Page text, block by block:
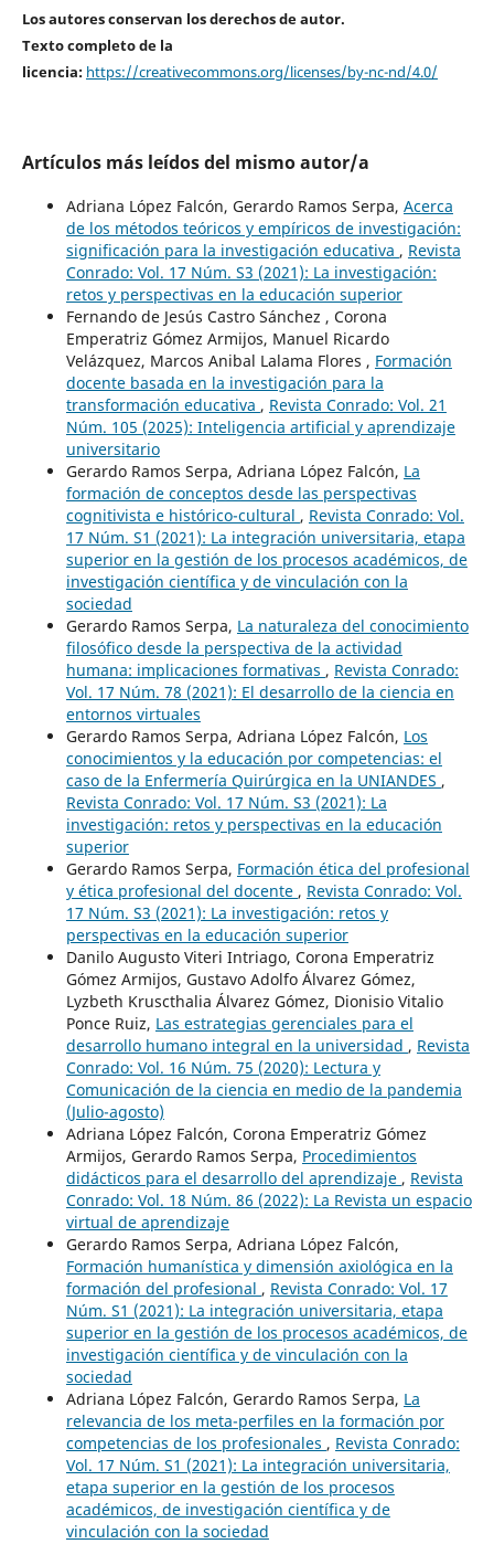
Los autores conservan los derechos de autor.
Texto completo de la
licencia: https://creativecommons.org/licenses/by-nc-nd/4.0/
Artículos más leídos del mismo autor/a
Adriana López Falcón, Gerardo Ramos Serpa, Acerca
de los métodos teóricos y empíricos de investigación:
significación para la investigación educativa , Revista
Conrado: Vol. 17 Núm. S3 (2021): La investigación:
retos y perspectivas en la educación superior
Fernando de Jesús Castro Sánchez , Corona
Emperatriz Gómez Armijos, Manuel Ricardo
Velázquez, Marcos Anibal Lalama Flores , Formación
docente basada en la investigación para la
transformación educativa , Revista Conrado: Vol. 21
Núm. 105 (2025): Inteligencia artificial y aprendizaje
universitario
Gerardo Ramos Serpa, Adriana López Falcón, La
formación de conceptos desde las perspectivas
cognitivista e histórico-cultural , Revista Conrado: Vol.
17 Núm. S1 (2021): La integración universitaria, etapa
superior en la gestión de los procesos académicos, de
investigación científica y de vinculación con la
sociedad
Gerardo Ramos Serpa, La naturaleza del conocimiento
filosófico desde la perspectiva de la actividad
humana: implicaciones formativas , Revista Conrado:
Vol. 17 Núm. 78 (2021): El desarrollo de la ciencia en
entornos virtuales
Gerardo Ramos Serpa, Adriana López Falcón, Los
conocimientos y la educación por competencias: el
caso de la Enfermería Quirúrgica en la UNIANDES ,
Revista Conrado: Vol. 17 Núm. S3 (2021): La
investigación: retos y perspectivas en la educación
superior
Gerardo Ramos Serpa, Formación ética del profesional
y ética profesional del docente , Revista Conrado: Vol.
17 Núm. S3 (2021): La investigación: retos y
perspectivas en la educación superior
Danilo Augusto Viteri Intriago, Corona Emperatriz
Gómez Armijos, Gustavo Adolfo Álvarez Gómez,
Lyzbeth Kruscthalia Álvarez Gómez, Dionisio Vitalio
Ponce Ruiz, Las estrategias gerenciales para el
desarrollo humano integral en la universidad , Revista
Conrado: Vol. 16 Núm. 75 (2020): Lectura y
Comunicación de la ciencia en medio de la pandemia
(Julio-agosto)
Adriana López Falcón, Corona Emperatriz Gómez
Armijos, Gerardo Ramos Serpa, Procedimientos
didácticos para el desarrollo del aprendizaje , Revista
Conrado: Vol. 18 Núm. 86 (2022): La Revista un espacio
virtual de aprendizaje
Gerardo Ramos Serpa, Adriana López Falcón,
Formación humanística y dimensión axiológica en la
formación del profesional , Revista Conrado: Vol. 17
Núm. S1 (2021): La integración universitaria, etapa
superior en la gestión de los procesos académicos, de
investigación científica y de vinculación con la
sociedad
Adriana López Falcón, Gerardo Ramos Serpa, La
relevancia de los meta-perfiles en la formación por
competencias de los profesionales , Revista Conrado:
Vol. 17 Núm. S1 (2021): La integración universitaria,
etapa superior en la gestión de los procesos
académicos, de investigación científica y de
vinculación con la sociedad